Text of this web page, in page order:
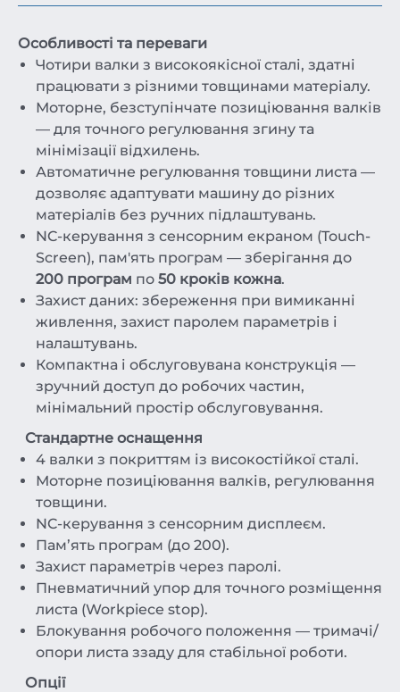
Особливості та переваги
Чотири валки з високоякісної сталі, здатні
працювати з різними товщинами матеріалу.
Моторне, безступінчате позиціювання валків
— для точного регулювання згину та
мінімізації відхилень.
Автоматичне регулювання товщини листа —
дозволяє адаптувати машину до різних
матеріалів без ручних підлаштувань.
NC-керування з сенсорним екраном (Touch-
Screen), пам'ять програм — зберігання до
200 програм по 50 кроків кожна.
Захист даних: збереження при вимиканні
живлення, захист паролем параметрів і
налаштувань.
Компактна і обслуговувана конструкція —
зручний доступ до робочих частин,
мінімальний простір обслуговування.
Стандартне оснащення
4 валки з покриттям із високостійкої сталі.
Моторне позиціювання валків, регулювання
товщини.
NC-керування з сенсорним дисплеєм.
Пам’ять програм (до 200).
Захист параметрів через паролі.
Пневматичний упор для точного розміщення
листа (Workpiece stop).
Блокування робочого положення — тримачі/
опори листа ззаду для стабільної роботи.
Опції